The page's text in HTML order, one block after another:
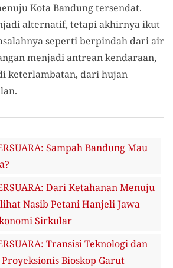
Kota Bandung tersendat.
alternatif, tetapi akhirnya ikut
seperti berpindah dari air
menjadi antrean kendaraan,
keterlambatan, dari hujan
Sampah Bandung Mau
Dari Ketahanan Menuju
Nasib Petani Hanjeli Jawa
Sirkular
Transisi Teknologi dan
Bioskop Garut